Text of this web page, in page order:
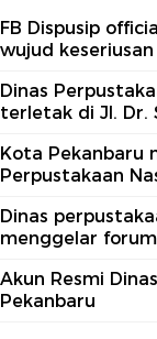
FB Dispusip
wujud
Dinas
terletak di Jl. Dr.
Kota Pekanbaru
Perpustakaan
Dinas
menggelar
Akun Resmi
Pekanbaru